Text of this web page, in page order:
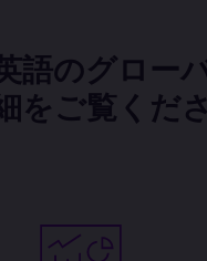
語のグロー
をご覧くだ